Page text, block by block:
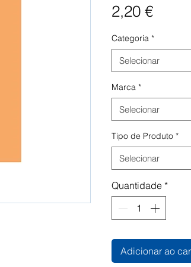
2,20 €Preço
Categoria *
Selecionar
Marca *
Selecionar
Tipo de Produto *
Selecionar
Quantidade *
Adicionar ao